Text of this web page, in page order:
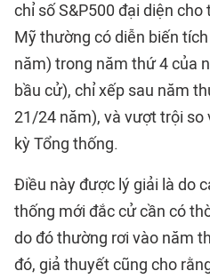
chỉ số S&P500 đại diện
Mỹ thường có diễn biến
năm) trong năm thứ 4 của
bầu cử), chỉ xếp sau năm
21/24 năm), và vượt trội so
kỳ Tổng thống.
Điều này được lý giải là do
thống mới đắc cử cần có
do đó thường rơi vào năm
đó, giả thuyết cũng cho